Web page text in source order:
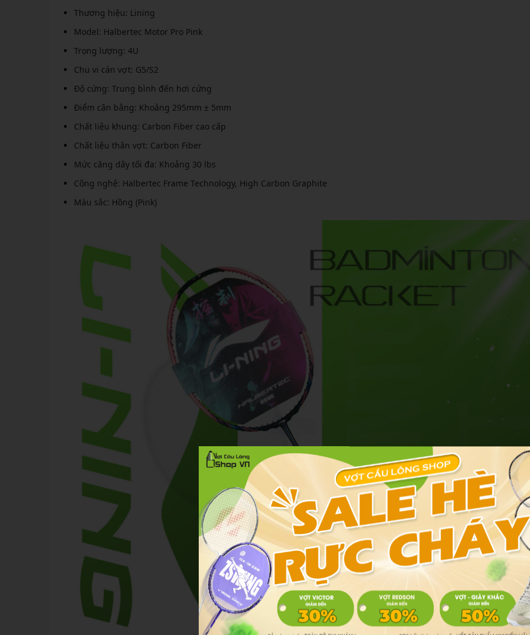
Thương hiệu: Lining
Model: Halbertec Motor Pro Pink
Trọng lượng: 4U
Chu vi cán vợt: G5/S2
Độ cứng: Trung bình đến hơi cứng
Điểm cân bằng: Khoảng 295mm ± 5mm
Chất liệu khung: Carbon Fiber cao cấp
Chất liệu thân vợt: Carbon Fiber
Mức căng dây tối đa: Khoảng 30 lbs
Công nghệ: Halbertec Frame Technology, High Carbon Graphite
Màu sắc: Hồng (Pink)